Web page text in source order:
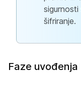
šifriranje.
Faze uvođenja